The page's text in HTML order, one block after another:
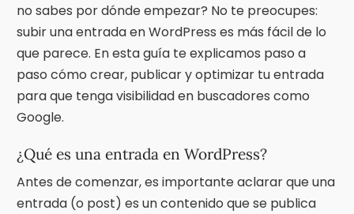
no sabes por dónde empezar? No te preocupes:
subir una entrada en WordPress es más fácil de lo
que parece. En esta guía te explicamos paso a
paso cómo crear, publicar y optimizar tu entrada
para que tenga visibilidad en buscadores como
Google.
¿Qué es una entrada en WordPress?
Antes de comenzar, es importante aclarar que una
entrada (o post) es un contenido que se publica